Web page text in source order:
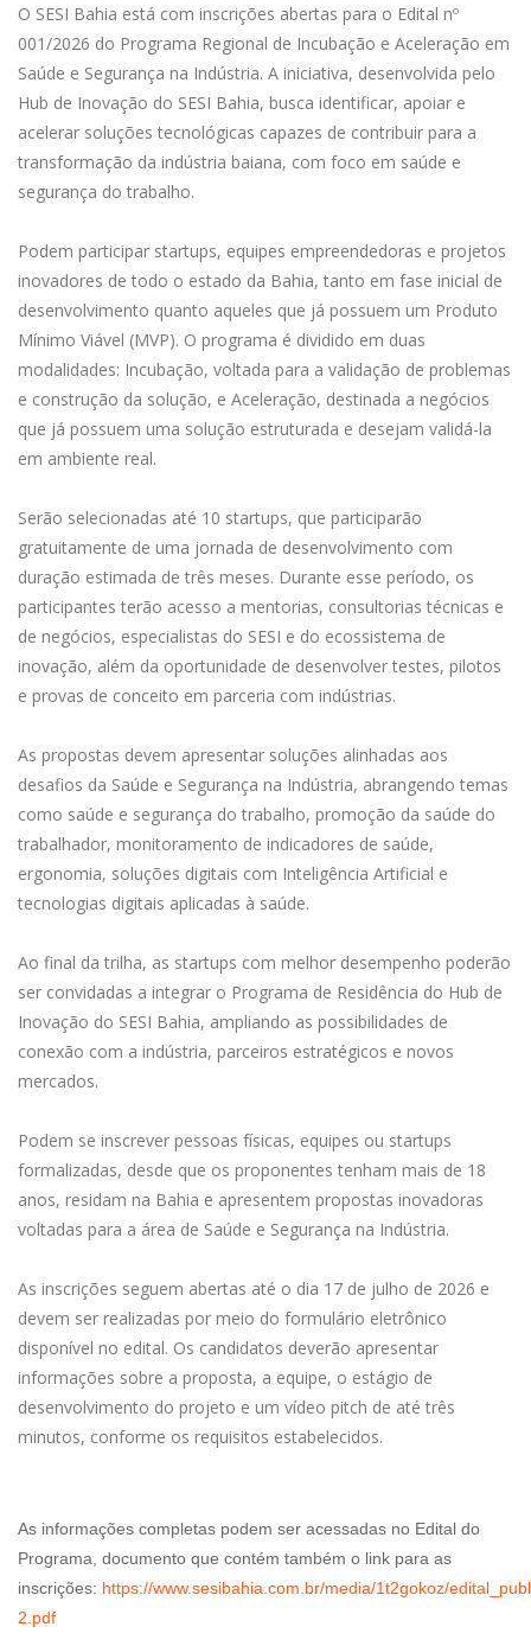
O SESI Bahia está com inscrições abertas para o Edital nº
001/2026 do Programa Regional de Incubação e Aceleração em
Saúde e Segurança na Indústria. A iniciativa, desenvolvida pelo
Hub de Inovação do SESI Bahia, busca identificar, apoiar e
acelerar soluções tecnológicas capazes de contribuir para a
transformação da indústria baiana, com foco em saúde e
segurança do trabalho.
Podem participar startups, equipes empreendedoras e projetos
inovadores de todo o estado da Bahia, tanto em fase inicial de
desenvolvimento quanto aqueles que já possuem um Produto
Mínimo Viável (MVP). O programa é dividido em duas
modalidades: Incubação, voltada para a validação de problemas
e construção da solução, e Aceleração, destinada a negócios
que já possuem uma solução estruturada e desejam validá-la
em ambiente real.
Serão selecionadas até 10 startups, que participarão
gratuitamente de uma jornada de desenvolvimento com
duração estimada de três meses. Durante esse período, os
participantes terão acesso a mentorias, consultorias técnicas e
de negócios, especialistas do SESI e do ecossistema de
inovação, além da oportunidade de desenvolver testes, pilotos
e provas de conceito em parceria com indústrias.
As propostas devem apresentar soluções alinhadas aos
desafios da Saúde e Segurança na Indústria, abrangendo temas
como saúde e segurança do trabalho, promoção da saúde do
trabalhador, monitoramento de indicadores de saúde,
ergonomia, soluções digitais com Inteligência Artificial e
tecnologias digitais aplicadas à saúde.
Ao final da trilha, as startups com melhor desempenho poderão
ser convidadas a integrar o Programa de Residência do Hub de
Inovação do SESI Bahia, ampliando as possibilidades de
conexão com a indústria, parceiros estratégicos e novos
mercados.
Podem se inscrever pessoas físicas, equipes ou startups
formalizadas, desde que os proponentes tenham mais de 18
anos, residam na Bahia e apresentem propostas inovadoras
voltadas para a área de Saúde e Segurança na Indústria.
As inscrições seguem abertas até o dia 17 de julho de 2026 e
devem ser realizadas por meio do formulário eletrônico
disponível no edital. Os candidatos deverão apresentar
informações sobre a proposta, a equipe, o estágio de
desenvolvimento do projeto e um vídeo pitch de até três
minutos, conforme os requisitos estabelecidos.
As informações completas podem ser acessadas no Edital do
Programa, documento que contém também o link para as
inscrições: https://www.sesibahia.com.br/media/1t2gokoz/
2.pdf